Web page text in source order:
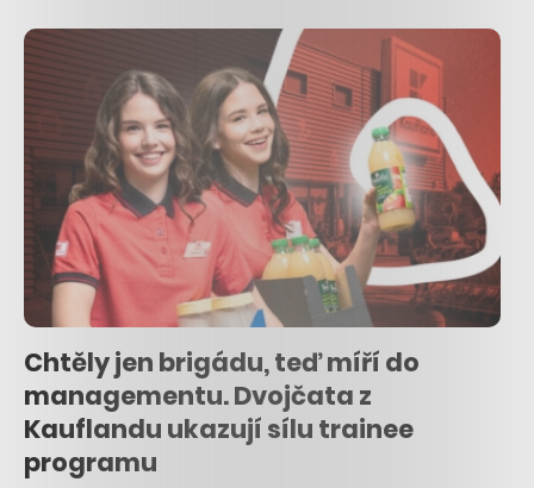
Chtěly jen brigádu, teď míří do
managementu. Dvojčata z
Kauflandu ukazují sílu trainee
programu